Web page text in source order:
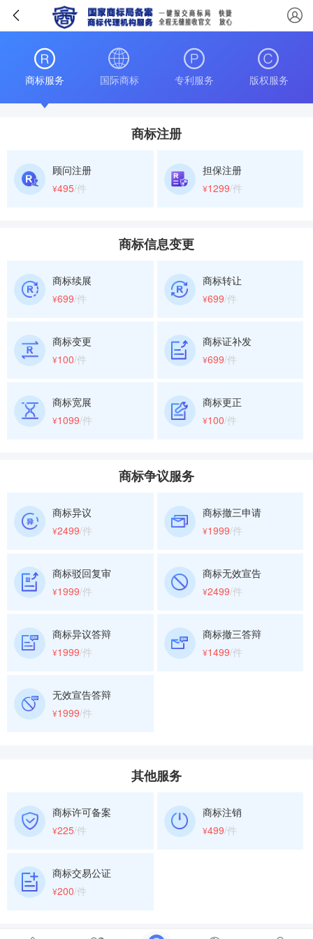
商标服务 国际商标 专利服务 版权服务
商标注册
顾问注册
¥495/件
担保注册
¥1299/件
商标信息变更
商标续展
¥699/件
商标转让
¥699/件
商标变更
¥100/件
商标证补发
¥699/件
商标宽展
¥1099/件
商标更正
¥100/件
商标争议服务
商标异议
¥2499/件
商标撤三申请
¥1999/件
商标驳回复审
¥1999/件
商标无效宣告
¥2499/件
商标异议答辩
¥1999/件
商标撤三答辩
¥1499/件
无效宣告答辩
¥1999/件
其他服务
商标许可备案
¥225/件
商标注销
¥499/件
商标交易公证
¥200/件